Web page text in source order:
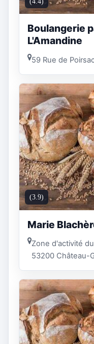
Boulangerie
L'Amandine
59 Rue de
(3.9)
Marie
Zone d'activité
53200 Château-